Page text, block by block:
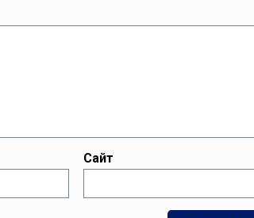
Сайт